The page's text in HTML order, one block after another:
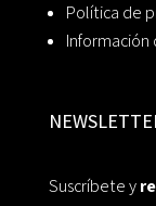
Política de
Suscríbete y